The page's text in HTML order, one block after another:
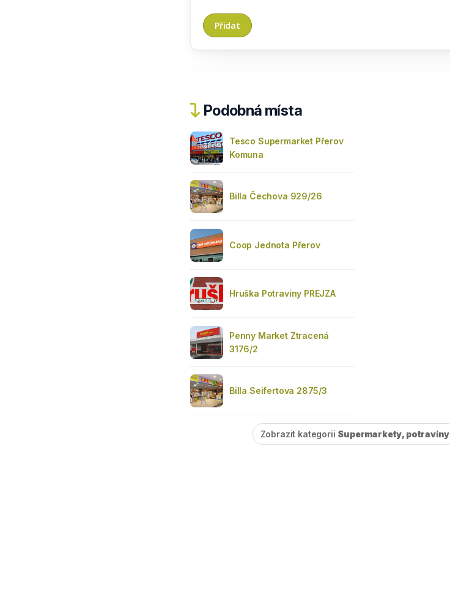
Podobná místa
Tesco Supermarket Přerov
Komuna
Billa Čechova 929/26
Coop Jednota Přerov
Hruška Potraviny PREJZA
Penny Market Ztracená
3176/2
Billa Seifertova 2875/3
Zobrazit kategorii Supermarkety, potraviny